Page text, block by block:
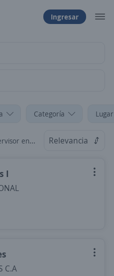
Ingresar
Categoría
Capital Relevancia
I
C.A